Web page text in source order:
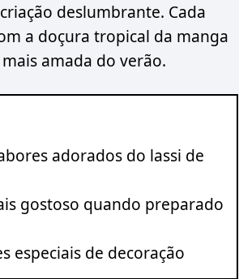
deslumbrante. Cada
a doçura tropical da manga
amada do verão.
adorados do lassi de
gostoso quando preparado
especiais de decoração